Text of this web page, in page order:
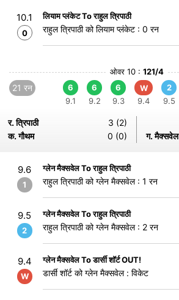
10.1
0
लियाम प्लंकेट To राहुल त्रिपाठी
राहुल त्रिपाठी को लियाम प्लंकेट : 0 रन
ओवर 10 : 121/4
21 रन
6
9.1
6
9.2
6
9.3
W
9.4
2
9.5
र. त्रिपाठी
3 (2)
क. गौथम
0 (0) ग. मैक्सवेल
9.6
1
ग्लेन मैक्सवेल To राहुल त्रिपाठी
राहुल त्रिपाठी को ग्लेन मैक्सवेल : 1 रन
9.5
2
ग्लेन मैक्सवेल To राहुल त्रिपाठी
राहुल त्रिपाठी को ग्लेन मैक्सवेल : 2 रन
9.4
W
ग्लेन मैक्सवेल To डार्सी शॉर्ट OUT!
डार्सी शॉर्ट को ग्लेन मैक्सवेल : विकेट